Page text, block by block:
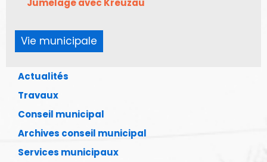
Vie municipale
Actualités
Travaux
Conseil municipal
Archives conseil municipal
Services municipaux